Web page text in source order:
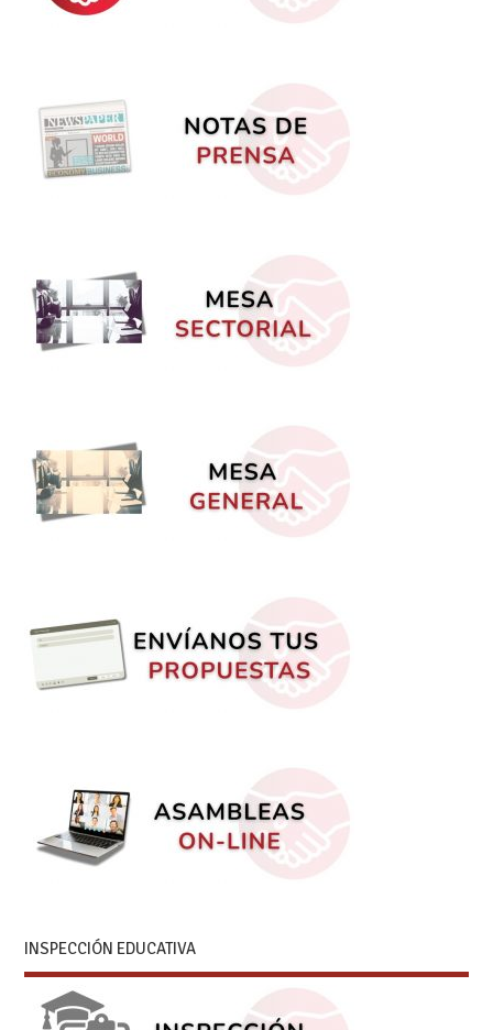
INSPECCIÓN EDUCATIVA